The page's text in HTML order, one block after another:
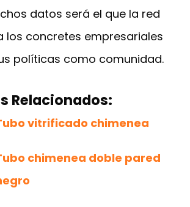
datos será el que la red
los concretes empresariales
políticas como comunidad.
Relacionados:
vitrificado chimenea
chimenea doble pared